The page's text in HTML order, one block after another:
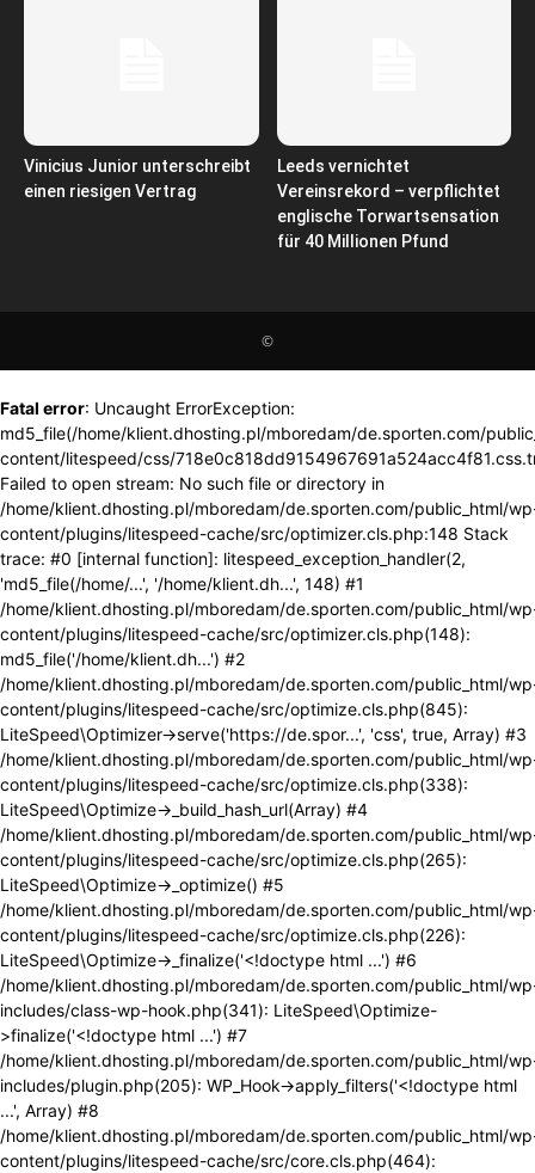
Vinicius Junior unterschreibt
einen riesigen Vertrag
Leeds vernichtet
Vereinsrekord – verpflichtet
englische Torwartsensation
für 40 Millionen Pfund
©
Fatal error: Uncaught ErrorException:
md5_file(/home/klient.dhosting.pl/mboredam/de.sporten.com/
content/litespeed/css/
Failed to open stream: No such file or directory in
/home/klient.dhosting.pl/mboredam/de.sporten.com/public_html/
content/plugins/litespeed-cache/src/optimizer.cls.php:148 Stack
trace: #0 [internal function]: litespeed_exception_handler(2,
'md5_file(/home/...', '/home/klient.dh...', 148) #1
/home/klient.dhosting.pl/mboredam/de.sporten.com/public_html/
content/plugins/litespeed-cache/src/optimizer.cls.php(148):
md5_file('/home/klient.dh...') #2
/home/klient.dhosting.pl/mboredam/de.sporten.com/public_html/
content/plugins/litespeed-cache/src/optimize.cls.php(845):
LiteSpeed\Optimizer->serve('https://de.spor...', 'css', true, Array) #3
/home/klient.dhosting.pl/mboredam/de.sporten.com/public_html/
content/plugins/litespeed-cache/src/optimize.cls.php(338):
LiteSpeed\Optimize->_build_hash_url(Array) #4
/home/klient.dhosting.pl/mboredam/de.sporten.com/public_html/
content/plugins/litespeed-cache/src/optimize.cls.php(265):
LiteSpeed\Optimize->_optimize() #5
/home/klient.dhosting.pl/mboredam/de.sporten.com/public_html/
content/plugins/litespeed-cache/src/optimize.cls.php(226):
LiteSpeed\Optimize->_finalize('<!doctype html ...') #6
/home/klient.dhosting.pl/mboredam/de.sporten.com/public_html/
includes/class-wp-hook.php(341): LiteSpeed\Optimize-
>finalize('<!doctype html ...') #7
/home/klient.dhosting.pl/mboredam/de.sporten.com/public_html/
includes/plugin.php(205): WP_Hook->apply_filters('<!doctype html
...', Array) #8
/home/klient.dhosting.pl/mboredam/de.sporten.com/public_html/
content/plugins/litespeed-cache/src/core.cls.php(464):